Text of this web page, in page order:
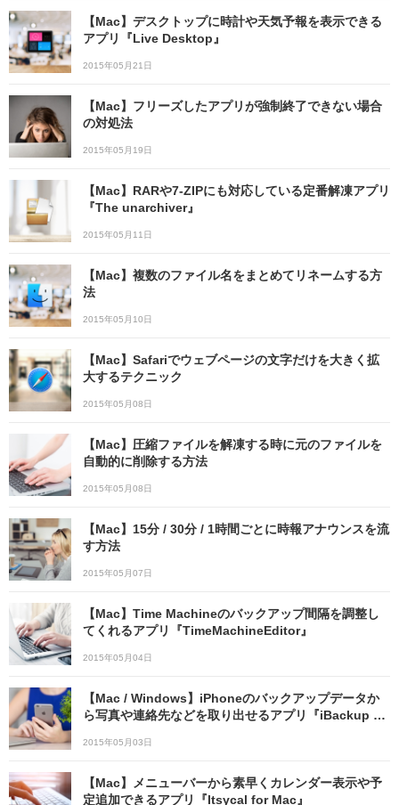
【Mac】デスクトップに時計や天気予報を表示できる
アプリ『Live Desktop』
2015年05月21日
【Mac】フリーズしたアプリが強制終了できない場合
の対処法
2015年05月19日
【Mac】RARや7-ZIPにも対応している定番解凍アプリ
『The unarchiver』
2015年05月11日
【Mac】複数のファイル名をまとめてリネームする方
法
2015年05月10日
【Mac】Safariでウェブページの文字だけを大きく拡
大するテクニック
2015年05月08日
【Mac】圧縮ファイルを解凍する時に元のファイルを
自動的に削除する方法
2015年05月08日
【Mac】15分 / 30分 / 1時間ごとに時報アナウンスを流
す方法
2015年05月07日
【Mac】Time Machineのバックアップ間隔を調整し
てくれるアプリ『TimeMachineEditor』
2015年05月04日
【Mac / Windows】iPhoneのバックアップデータか
ら写真や連絡先などを取り出せるアプリ『iBackup Vi
2015年05月03日
【Mac】メニューバーから素早くカレンダー表示や予
定追加できるアプリ『Itsycal for Mac』